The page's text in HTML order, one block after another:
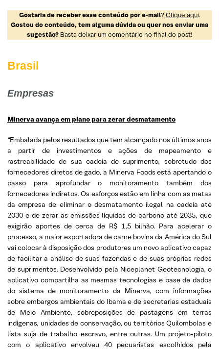
Gostaria de receber esse conteúdo por e-mail? Clique aqui.
Gostou do conteúdo, tem alguma dúvida ou quer nos enviar uma
sugestão?Basta deixar um comentário no final do post!
Brasil
Empresas
Minerva avança em plano para zerar desmatamento
“Embalada pelos resultados que tem alcançado nos últimos anos
a partir de investimentos e ações de mapeamento e
rastreabilidade de sua cadeia de suprimento, sobretudo dos
fornecedores diretos de gado, a Minerva Foods está apertando o
passo para aprofundar o monitoramento também dos
fornecedores indiretos. Os esforços estão em linha com as metas
da empresa de eliminar o desmatamento ilegal na cadeia até
2030 e de zerar as emissões líquidas de carbono até 2035, que
exigirão aportes de cerca de R$ 1,5 bilhão. Para acelerar o
processo, a maior exportadora de carne bovina da América do Sul
vai colocar à disposição dos produtores um novo aplicativo capaz
de facilitar a análise de suas fazendas e de suas próprias redes
de suprimentos. Desenvolvido pela Niceplanet Geotecnologia, o
aplicativo compartilha as mesmas tecnologias e base de dados
do sistema de monitoramento da Minerva, com informações
sobre embargos ambientais do Ibama e de secretarias estaduais
de Meio Ambiente, sobreposições de pastagens em terras
indígenas, unidades de conservação, ou territórios Quilombolas e
lista suja de trabalho escravo, entre outras. Um projeto-piloto
com o aplicativo envolveu 40 pecuaristas escolhidos pela